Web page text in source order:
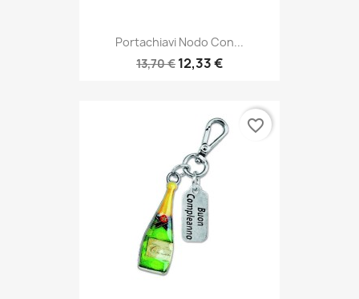
Portachiavi Nodo Con...
13,70 € 12,33 €
favorite_border